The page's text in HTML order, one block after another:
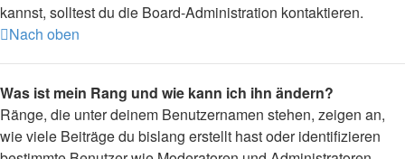
kannst, solltest du die Board-Administration kontaktieren.
Nach oben
Was ist mein Rang und wie kann ich ihn ändern?
Ränge, die unter deinem Benutzernamen stehen, zeigen an,
wie viele Beiträge du bislang erstellt hast oder identifizieren